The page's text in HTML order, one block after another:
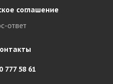
соглашение
ответ
777 58 61